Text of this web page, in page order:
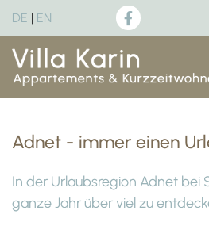
DE | EN
Adnet - immer einen
In der Urlaubsregion Adnet bei
ganze Jahr über viel zu